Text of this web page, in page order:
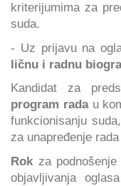
kriterijumima za
suda.
- Uz prijavu na
ličnu i radnu
Kandidat za
program radau
funkcionisanju suda,
za unapređenje
Rok za
objavljivanja